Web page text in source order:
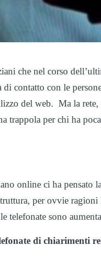
che nel corso
contatto con le
del web. Ma la
trappola per chi ha
online ci ha pensato la
per ovvie ragioni
telefonate sono
di chiarimenti